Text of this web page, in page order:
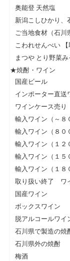
奥能登 天然塩
新潟こしひかり、
ご当地食材（石川
こわれせんべい 【
まつや とり野菜み
★焼酎・ワイン
国産ビール
インポーター直送
ワインケース売り
輸入ワイン（～８
輸入ワイン（８０
輸入ワイン（１２
輸入ワイン（１５
輸入ワイン（１８
取り扱い終了 ワ
国産ワイン
ボックスワイン
脱アルコールワイ
石川県で製造の焼
石川県外の焼酎
梅酒